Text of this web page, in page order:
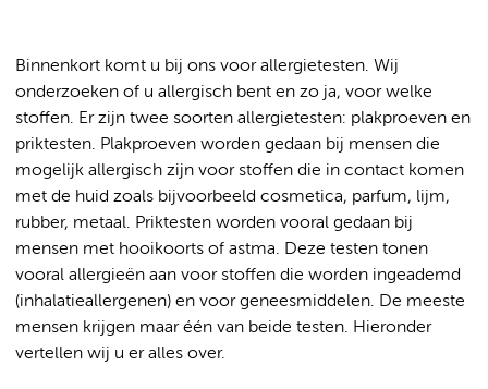
Binnenkort komt u bij ons voor allergietesten. Wij
onderzoeken of u allergisch bent en zo ja, voor welke
stoffen. Er zijn twee soorten allergietesten: plakproeven en
priktesten. Plakproeven worden gedaan bij mensen die
mogelijk allergisch zijn voor stoffen die in contact komen
met de huid zoals bijvoorbeeld cosmetica, parfum, lijm,
rubber, metaal. Priktesten worden vooral gedaan bij
mensen met hooikoorts of astma. Deze testen tonen
vooral allergieën aan voor stoffen die worden ingeademd
(inhalatieallergenen) en voor geneesmiddelen. De meeste
mensen krijgen maar één van beide testen. Hieronder
vertellen wij u er alles over.